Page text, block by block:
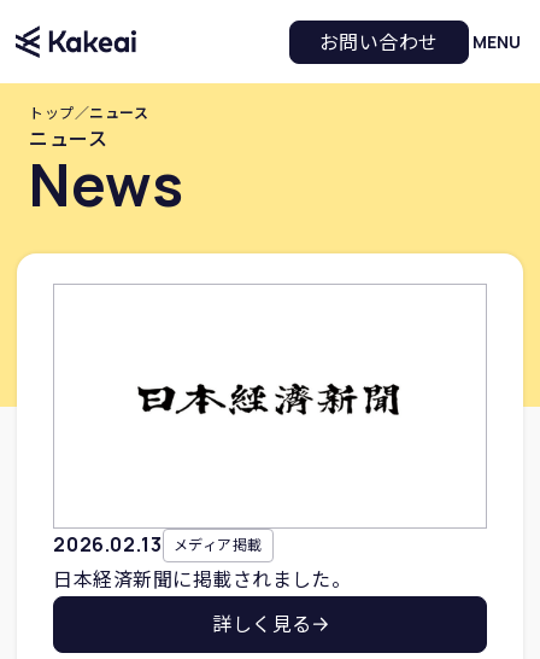
お問い合わせ MENU
トップ／ニュース
ニュース
News
2026.02.13 メディア掲載
日本経済新聞に掲載されました。
詳しく見る